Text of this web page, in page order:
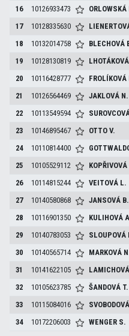
16
10126933473 ORLOWSKÁ
17
10128335630
18
10132014758 BLECHOVÁ
19
10128130819 LHOTÁKOVÁ
20
10116428777 FROLÍKOVÁ
21
10126564469 JAKLOVÁ N.
22
10113549594
23
10146895467 OTTOV.
24
10110814400
25
10105529112 KOPŘIVOVÁ
26
10114815244 VEITOVÁ L.
27
10140580868 JANSOVÁ B.
28
10116901350 KULIHOVÁ
29
10140783053 SLOUPOVÁ
30
10140565714 MARKOVÁ
31
10141622105 LAMICHOVÁ
32
10105623785 ŠANDOVÁ T.
33
10115084016 SVOBODOVÁ
34
10172206003 WENGER S.